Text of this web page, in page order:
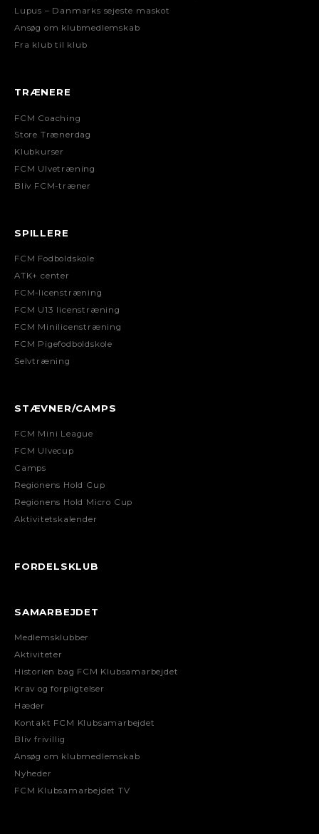
Lupus – Danmarks sejeste maskot
Ansøg om klubmedlemskab
Fra klub til klub
TRÆNERE
FCM Coaching
Store Trænerdag
Klubkurser
FCM Ulvetræning
Bliv FCM-træner
SPILLERE
FCM Fodboldskole
ATK+ center
FCM-licenstræning
FCM U13 licenstræning
FCM Minilicenstræning
FCM Pigefodboldskole
Selvtræning
STÆVNER/CAMPS
FCM Mini League
FCM Ulvecup
Camps
Regionens Hold Cup
Regionens Hold Micro Cup
Aktivitetskalender
FORDELSKLUB
SAMARBEJDET
Medlemsklubber
Aktiviteter
Historien bag FCM Klubsamarbejdet
Krav og forpligtelser
Hæder
Kontakt FCM Klubsamarbejdet
Bliv frivillig
Ansøg om klubmedlemskab
Nyheder
FCM Klubsamarbejdet TV